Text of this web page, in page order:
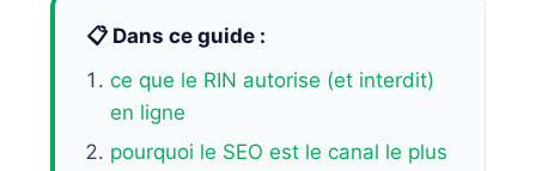
📋 Dans ce guide :
ce que le RIN autorise (et interdit)
en ligne
pourquoi le SEO est le canal le plus